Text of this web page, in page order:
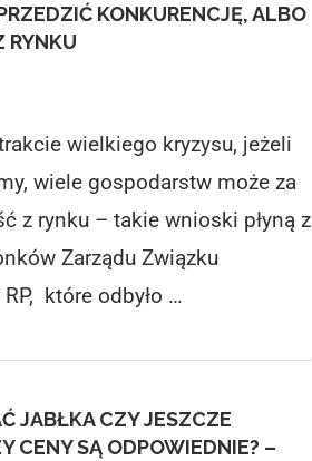
KONKURENCJĘ, ALBO
RYNKU
wielkiego kryzysu, jeżeli
wiele gospodarstw może za
z rynku – takie wnioski płyną z
Zarządu Związku
które odbyło …
JABŁKA CZY JESZCZE
CENY SĄ ODPOWIEDNIE? –